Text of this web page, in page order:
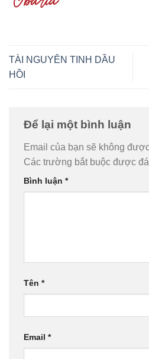
TÀI NGUYÊN TINH DẦU
HỒI
Để lại một bình luận
Email của bạn sẽ không
Các trường bắt buộc được
Bình luận *
Tên *
Email *